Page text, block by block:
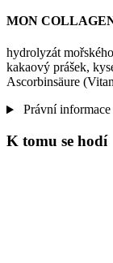
MON
hydrolyzát
kakaový prášek,
Ascorbinsäure
Právní informace
K tomu se hodí